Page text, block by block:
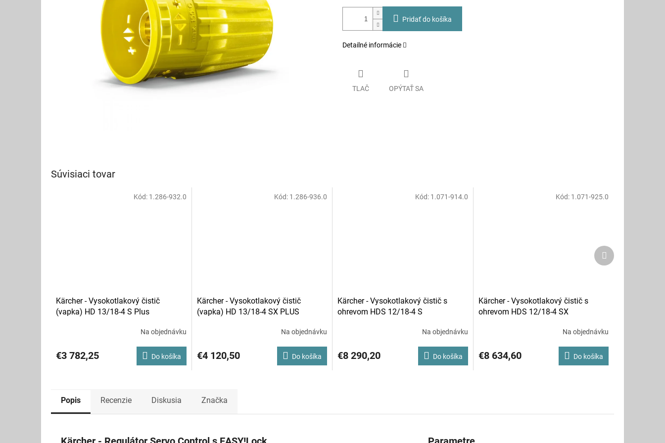
Pridať do košíka
Detailné informácie
TLAČ OPÝTAŤ SA
Súvisiaci tovar
Kärcher - Vysokotlakový čistič
(vapka) HD 13/18-4 S Plus
Na objednávku
€3 782,25 Do košíka
Kód: 1.286-932.0
Kärcher - Vysokotlakový čistič
(vapka) HD 13/18-4 SX PLUS
Na objednávku
€4 120,50 Do košíka
Kód: 1.286-936.0
Kärcher - Vysokotlakový čistič s
ohrevom HDS 12/18-4 S
Na objednávku
€8 290,20 Do košíka
Kód: 1.071-914.0
Kärcher - Vysokotlakový čistič s
ohrevom HDS 12/18-4 SX
Na objednávku
€8 634,60 Do košíka
Kód: 1.071-925.0
Ďalší
produkt
Popis Recenzie Diskusia Značka